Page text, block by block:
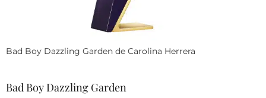
Bad Boy Dazzling Garden de Carolina Herrera
Bad Boy Dazzling Garden